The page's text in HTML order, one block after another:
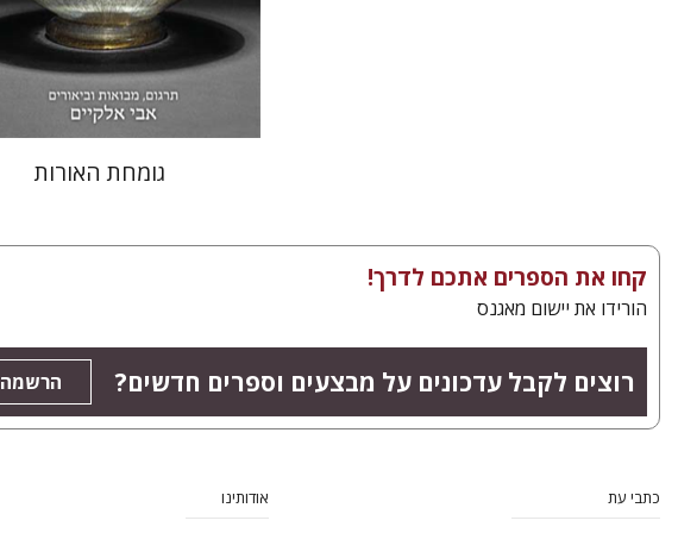
הנחת אתר ספר מודפס
$42
$38
גומחת האורות
קחו את הספרים אתכם לדרך!
הורידו את יישום מאגנס
רוצים לקבל עדכונים על מבצעים וספרים חדשים? הרשמה
כתבי עת
אודותינו